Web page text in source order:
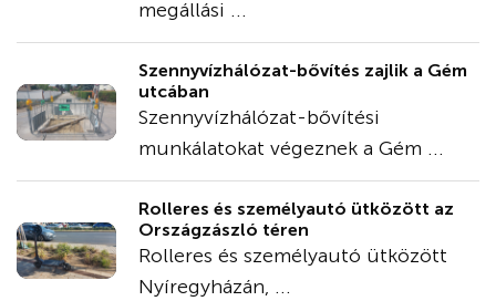
megállási ...
Szennyvízhálózat-bővítés zajlik a Gém
utcában
Szennyvízhálózat-bővítési
munkálatokat végeznek a Gém ...
Rolleres és személyautó ütközött az
Országzászló téren
Rolleres és személyautó ütközött
Nyíregyházán, ...